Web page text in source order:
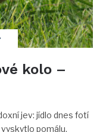
kolo –
jev: jídlo dnes fotí
pomálu.